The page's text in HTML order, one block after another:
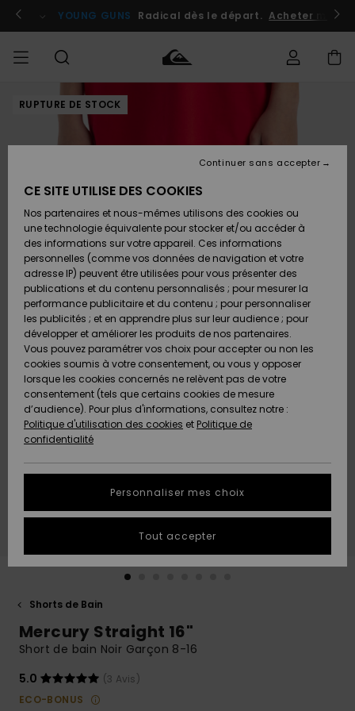
l'information
le
Se connecter / s'inscrire
YOUNG GUNS Radical dès le départ. Acheter
HOMME Vêtements
Chaussures
& Tongs
Surf
Snow
Nouveautés
A
Découvrir
Vêtements
Chaussures
& Tongs
Surf
Snow
Nouveautés
A
Découvrir
FEMME
Shop
A
Découvrir
Snow
SURF
Surf
Surf
Shop
Enfant
Highlights
Communauté
SNOW
Snow
Snow
Shop
Enfant
Snow
Shop
Femme
A
Découvrir
Communauté
OUTLET
Outlet
Enfant
Outlet
Femme
AIDE &
CONTACT
Accéder à
ma
Retours
Paiement
Carte
Cadeau
Quiksilver
Freedom
Protection
des
tailles
conversation
plus rapide
à votre
question.
Démarrer
MAGASINS
QUIKSILVER
RUPTURE DE STOCK
Shorts de Bain
Mercury Straight 16"
Short de bain Noir Garçon 8-16
5.0
(3 Avis)
ECO-BONUS
CE SITE UTILISE DES COOKIES
Nos partenaires et nous-mêmes utilisons des cookies ou
une technologie équivalente pour stocker et/ou accéder à
des informations sur votre appareil. Ces informations
personnelles (comme vos données de navigation et votre
adresse IP) peuvent être utilisées pour vous présenter des
publications et du contenu personnalisés ; pour mesurer la
performance publicitaire et du contenu ; pour personnaliser
les publicités ; et en apprendre plus sur leur audience ; pour
développer et améliorer les produits de nos partenaires.
Vous pouvez paramétrer vos choix pour accepter ou non les
cookies soumis à votre consentement, ou vous y opposer
lorsque les cookies concernés ne relèvent pas de votre
consentement (tels que certains cookies de mesure
d’audience). Pour plus d'informations, consultez notre :
Politique d'utilisation des cookies et Politique de
confidentialité
Personnaliser mes choix
Continuer sans accepter
Tout accepter